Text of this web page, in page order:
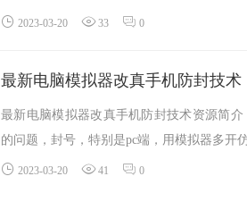
2023-03-20 33 0
最新电脑模拟器改真手机防封技术资源简
的问题，封号，特别是pc端，用模拟器多开
2023-03-20 41 0